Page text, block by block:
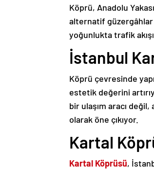
Köprü, Anadolu
alternatif güzergâhlar
yoğunlukta trafik
İstanbul
Köprü çevresinde
estetik değerini
bir ulaşım aracı
olarak öne çıkıyor.
Kartal
Kartal Köprüsü,